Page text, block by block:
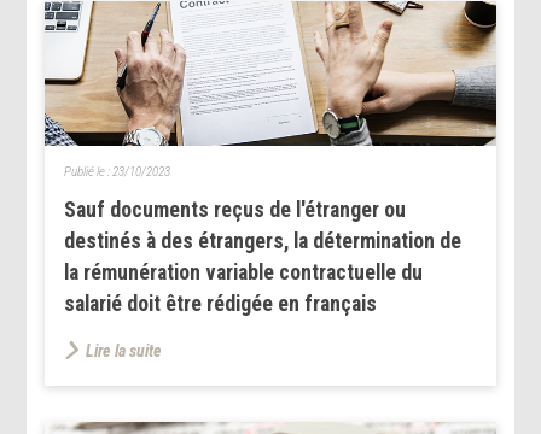
Sauf documents reçus de l'étranger ou
destinés à des étrangers, la détermination de
la rémunération variable contractuelle du
salarié doit être rédigée en français
Publié le : 23/10/2023
Lire la suite